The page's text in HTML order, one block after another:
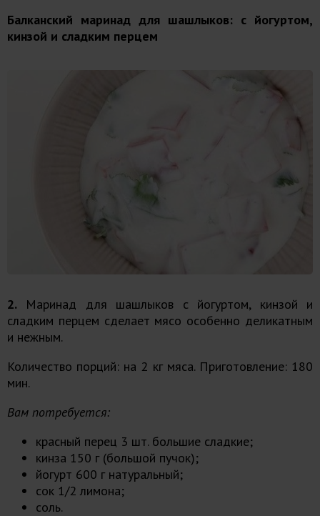
Балканский маринад для шашлыков: с йогуртом,
кинзой и сладким перцем
2. Маринад для шашлыков с йогуртом, кинзой и
сладким перцем сделает мясо особенно деликатным
и нежным.
Количество порций: на 2 кг мяса. Приготовление: 180
мин.
Вам потребуется:
красный перец 3 шт. большие сладкие;
кинза 150 г (большой пучок);
йогурт 600 г натуральный;
сок 1/2 лимона;
соль.